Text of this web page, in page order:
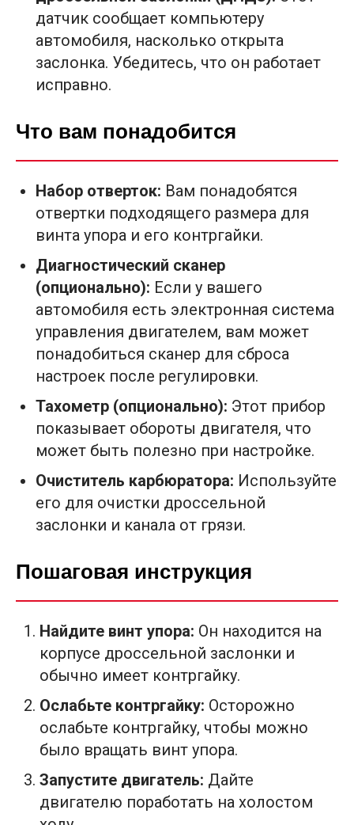
датчик сообщает компьютеру
автомобиля, насколько открыта
заслонка. Убедитесь, что он работает
исправно.
Что вам понадобится
Набор отверток: Вам понадобятся
отвертки подходящего размера для
винта упора и его контргайки.
Диагностический сканер
(опционально): Если у вашего
автомобиля есть электронная система
управления двигателем, вам может
понадобиться сканер для сброса
настроек после регулировки.
Тахометр (опционально): Этот прибор
показывает обороты двигателя, что
может быть полезно при настройке.
Очиститель карбюратора: Используйте
его для очистки дроссельной
заслонки и канала от грязи.
Пошаговая инструкция
Найдите винт упора: Он находится на
корпусе дроссельной заслонки и
обычно имеет контргайку.
Ослабьте контргайку: Осторожно
ослабьте контргайку, чтобы можно
было вращать винт упора.
Запустите двигатель: Дайте
двигателю поработать на холостом